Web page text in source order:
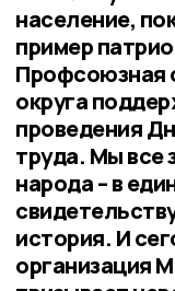
население,
пример
Профсоюзная
округа
проведения
труда. Мы все
народа – в
история. И
организация